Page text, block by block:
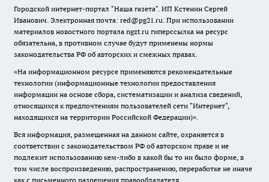
Городской интернет-портал "Наша газета". ИП Кстенин Сергей
Иванович. Электронная почта: red@pg21.ru. При использовании
материалов новостного портала ngzt.ru гиперссылка на ресурс
обязательна, в противном случае будут применены нормы
законодательства РФ об авторских и смежных правах.
«На информационном ресурсе применяются рекомендательные
технологии (информационные технологии предоставления
информации на основе сбора, систематизации и анализа сведений,
относящихся к предпочтениям пользователей сети "Интернет",
находящихся на территории Российской Федерации)».
Вся информация, размещенная на данном сайте, охраняется в
соответствии с законодательством РФ об авторском праве и не
подлежит использованию кем-либо в какой бы то ни было форме, в
том числе воспроизведению, распространению, переработке не иначе
как с письменного разрешения правообладателя.